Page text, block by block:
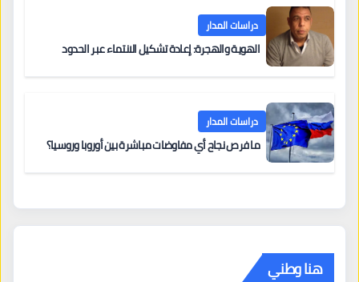
دراسات المدار
الهوية والهجرة: إعادة تشكيل الانتماء عبر الحدود
دراسات المدار
ما فرص نجاح أي مفاوضات مباشرة بين أوروبا وروسيا؟
هنا وطني